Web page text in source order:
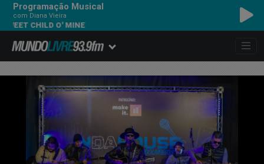
Programação Musical
com Diana Vieira
O' MINE